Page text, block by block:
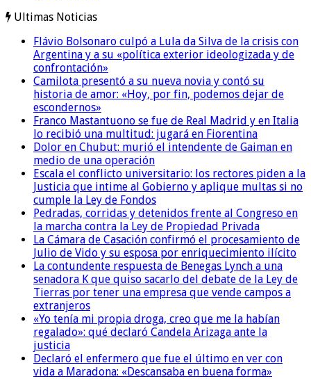
Ultimas Noticias
Flávio Bolsonaro culpó a Lula da Silva de la crisis con
Argentina y a su «política exterior ideologizada y de
confrontación»
Camilota presentó a su nueva novia y contó su
historia de amor: «Hoy, por fin, podemos dejar de
escondernos»
Franco Mastantuono se fue de Real Madrid y en Italia
lo recibió una multitud: jugará en Fiorentina
Dolor en Chubut: murió el intendente de Gaiman en
medio de una operación
Escala el conflicto universitario: los rectores piden a la
Justicia que intime al Gobierno y aplique multas si no
cumple la Ley de Fondos
Pedradas, corridas y detenidos frente al Congreso en
la marcha contra la Ley de Propiedad Privada
La Cámara de Casación confirmó el procesamiento de
Julio de Vido y su esposa por enriquecimiento ilícito
La contundente respuesta de Benegas Lynch a una
senadora K que quiso sacarlo del debate de la Ley de
Tierras por tener una empresa que vende campos a
extranjeros
«Yo tenía mi propia droga, creo que me la habían
regalado»: qué declaró Candela Arizaga ante la
justicia
Declaró el enfermero que fue el último en ver con
vida a Maradona: «Descansaba en buena forma»